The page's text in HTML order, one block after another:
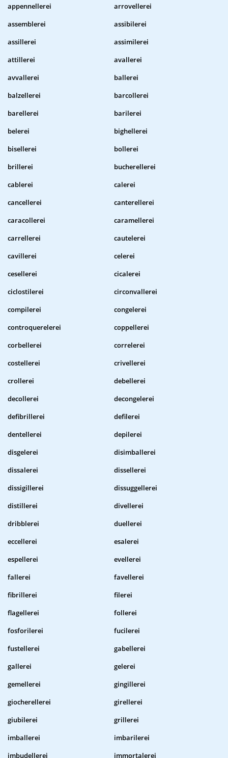
appennellerei
arrovellerei
assemblerei
assibilerei
assillerei
assimilerei
attillerei
avallerei
avvallerei
ballerei
balzellerei
barcollerei
barellerei
barilerei
belerei
bighellerei
bisellerei
bollerei
brillerei
bucherellerei
cablerei
calerei
cancellerei
canterellerei
caracollerei
caramellerei
carrellerei
cautelerei
cavillerei
celerei
cesellerei
cicalerei
ciclostilerei
circonvallerei
compilerei
congelerei
controquerelerei
coppellerei
corbellerei
correlerei
costellerei
crivellerei
crollerei
debellerei
decollerei
decongelerei
defibrillerei
defilerei
dentellerei
depilerei
disgelerei
disimballerei
dissalerei
dissellerei
dissigillerei
dissuggellerei
distillerei
divellerei
dribblerei
duellerei
eccellerei
esalerei
espellerei
evellerei
fallerei
favellerei
fibrillerei
filerei
flagellerei
follerei
fosforilerei
fucilerei
fustellerei
gabellerei
gallerei
gelerei
gemellerei
gingillerei
giocherellerei
girellerei
giubilerei
grillerei
imballerei
imbarilerei
imbudellerei
immortalerei